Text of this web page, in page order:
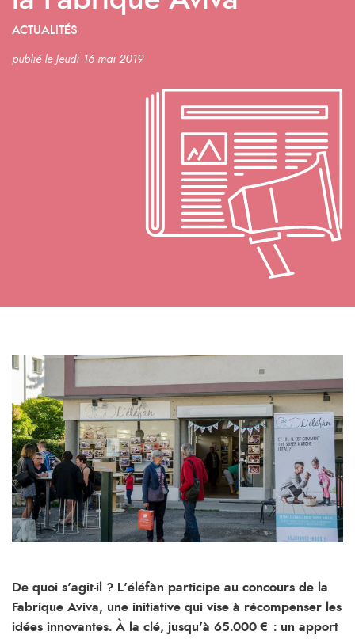
ACTUALITÉS
publié le Jeudi 16 mai 2019
De quoi s’agit-il ? L’éléfàn participe au concours de la
Fabrique Aviva, une initiative qui vise à récompenser les
idées innovantes. À la clé, jusqu’à 65.000 € : un apport